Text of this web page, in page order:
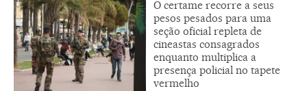
O certame recorre a seus
pesos pesados para uma
seção oficial repleta de
cineastas consagrados
enquanto multiplica a
presença policial no tapete
vermelho